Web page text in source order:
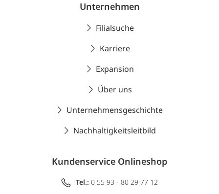
Unternehmen
Filialsuche
Karriere
Expansion
Über uns
Unternehmensgeschichte
Nachhaltigkeitsleitbild
Kundenservice Onlineshop
Tel.: 0 55 93 - 80 29 77 12